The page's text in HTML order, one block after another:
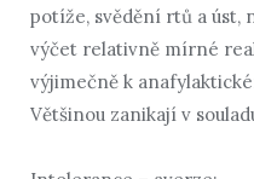
potíže, svědění rtů a úst,
výčet relativně mírné
výjimečně k
Většinou zanikají v